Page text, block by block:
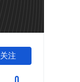
关注
0